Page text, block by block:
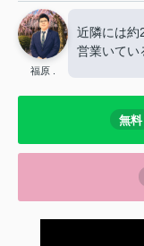
福原 .
近隣には約
営業いてい
無料